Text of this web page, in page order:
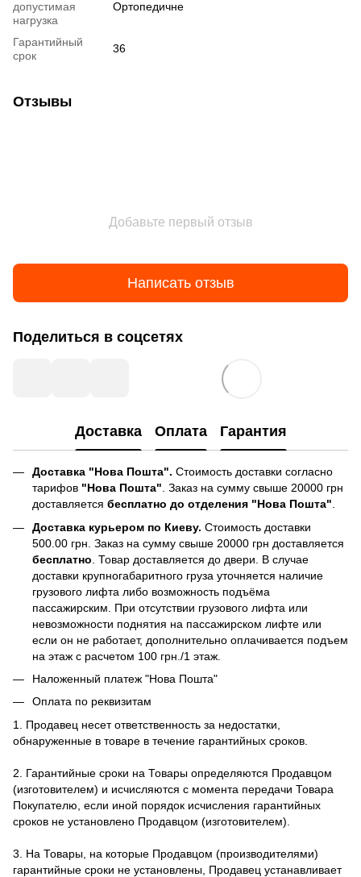
допустимая
нагрузка
Ортопедичне
Гарантийный
срок
36
Отзывы
Добавьте первый отзыв
Написать отзыв
Поделиться в соцсетях
Доставка Оплата Гарантия
Доставка "Нова Пошта". Стоимость доставки согласно
тарифов "Нова Пошта" . Заказ на сумму свыше 20000 грн
доставляется бесплатно до отделения "Нова Пошта"
Доставка курьером по Киеву. Стоимость доставки
500.00 грн. Заказ на сумму свыше 20000 грн доставляется
бесплатно . Товар доставляется до двери. В случае
доставки крупногабаритного груза уточняется наличие
грузового лифта либо возможность подъёма
пассажирским. При отсутствии грузового лифта или
невозможности поднятия на пассажирском лифте или
если он не работает, дополнительно оплачивается подъем
на этаж с расчетом 100 грн./1 этаж.
Наложенный платеж "Нова Пошта"
Оплата по реквизитам
1. Продавец несет ответственность за недостатки,
обнаруженные в товаре в течение гарантийных сроков.
2. Гарантийные сроки на Товары определяются Продавцом
(изготовителем) и исчисляются с момента передачи Товара
Покупателю, если иной порядок исчисления гарантийных
сроков не установлено Продавцом (изготовителем).
3. На Товары, на которые Продавцом (производителями)
гарантийные сроки не установлены, Продавец устанавливает